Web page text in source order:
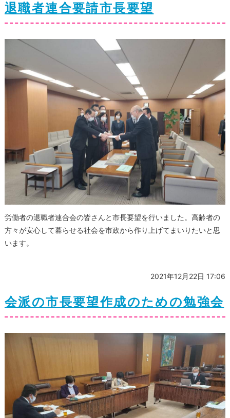
退職者連合要請市長要望
労働者の退職者連合会の皆さんと市長要望を行いました。高齢者の
方々が安心して暮らせる社会を市政から作り上げてまいりたいと思
います。
2021年12月22日 17:06
会派の市長要望作成のための勉強会